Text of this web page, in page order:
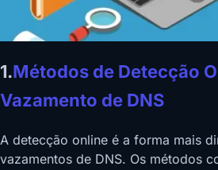
1.Métodos de Detecção
Vazamento de DNS
A detecção online é a forma mais
vazamentos de DNS. Os métodos